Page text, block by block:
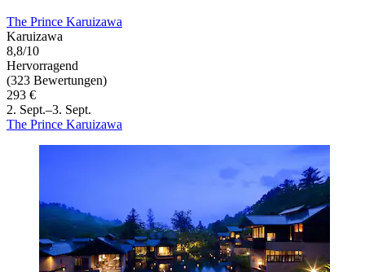
The Prince Karuizawa
Karuizawa
8,8/10
Hervorragend
(323 Bewertungen)
293 €
2. Sept.–3. Sept.
The Prince Karuizawa